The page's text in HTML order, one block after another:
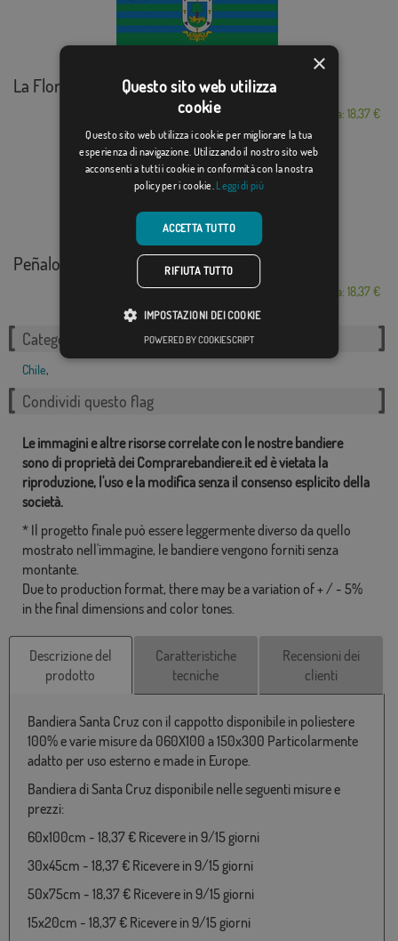
La Florida
Da: 18,37 €
Peñalolén
Da: 18,37 €
Categorie correlate:
Chile,
Condividi questo flag
Le immagini e altre risorse correlate con le nostre bandiere
sono di proprietà dei Comprarebandiere.it ed è vietata la
riproduzione, l'uso e la modifica senza il consenso esplicito della
società.
* Il progetto finale può essere leggermente diverso da quello
mostrato nell'immagine, le bandiere vengono forniti senza
montante.
Due to production format, there may be a variation of + / - 5%
in the final dimensions and color tones.
Descrizione del
prodotto
Caratteristiche
tecniche
Recensioni dei
clienti
Bandiera Santa Cruz con il cappotto disponibile in poliestere
100% e varie misure da 060X100 a 150x300 Particolarmente
adatto per uso esterno e made in Europe.
Bandiera di Santa Cruz disponibile nelle seguenti misure e
prezzi:
60x100cm - 18,37 € Ricevere in 9/15 giorni
30x45cm - 18,37 € Ricevere in 9/15 giorni
50x75cm - 18,37 € Ricevere in 9/15 giorni
15x20cm - 18,37 € Ricevere in 9/15 giorni
×
Questo sito web utilizza
cookie
Questo sito web utilizza i cookie per migliorare la tua
esperienza di navigazione. Utilizzando il nostro sito web
acconsenti a tutti i cookie in conformità con la nostra
policy per i cookie. Leggi di più
ACCETTA TUTTO
RIFIUTA TUTTO
IMPOSTAZIONI DEI COOKIE
POWERED BY COOKIESCRIPT